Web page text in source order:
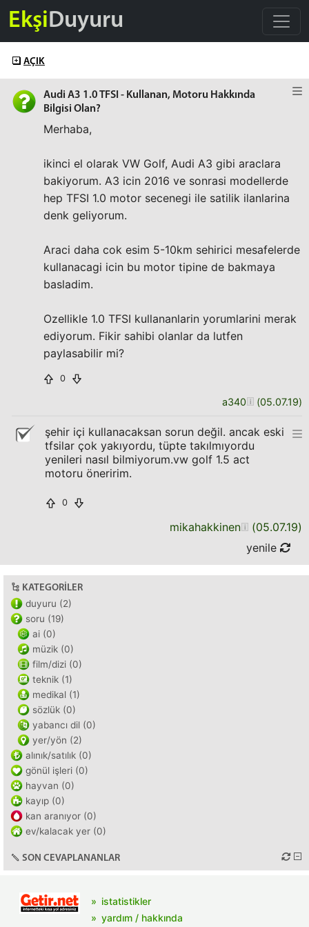
EkşiDuyuru
AÇIK
Audi A3 1.0 TFSI - Kullanan, Motoru Hakkında
Bilgisi Olan?
Merhaba,
ikinci el olarak VW Golf, Audi A3 gibi araclara
bakiyorum. A3 icin 2016 ve sonrasi modellerde
hep TFSI 1.0 motor secenegi ile satilik ilanlarina
denk geliyorum.
Araci daha cok esim 5-10km sehirici mesafelerde
kullanacagi icin bu motor tipine de bakmaya
basladim.
Ozellikle 1.0 TFSI kullananlarin yorumlarini merak
ediyorum. Fikir sahibi olanlar da lutfen
paylasabilir mi?
0
a340 (05.07.19)
şehir içi kullanacaksan sorun değil. ancak eski
tfsilar çok yakıyordu, tüpte takılmıyordu
yenileri nasıl bilmiyorum.vw golf 1.5 act
motoru öneririm.
0
mikahakkinen (05.07.19)
yenile
KATEGORILER
duyuru (2)
soru (19)
ai (0)
müzik (0)
film/dizi (0)
teknik (1)
medikal (1)
sözlük (0)
yabancı dil (0)
yer/yön (2)
alınık/satılık (0)
gönül işleri (0)
hayvan (0)
kayıp (0)
kan aranıyor (0)
ev/kalacak yer (0)
SON CEVAPLANANLAR
istatistikler
yardım / hakkında